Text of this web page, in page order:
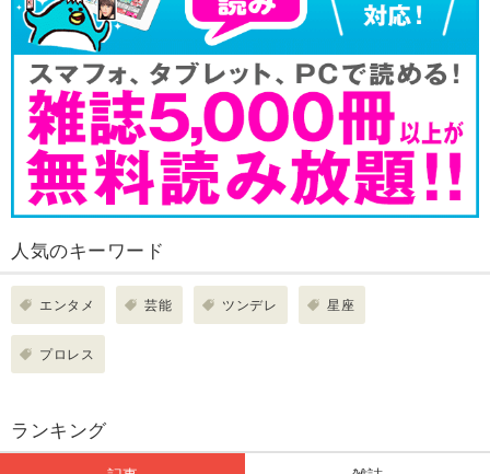
人気のキーワード
エンタメ 芸能 ツンデレ 星座
プロレス
ランキング